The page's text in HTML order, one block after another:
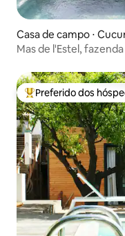
Casa de campo ⋅
Mas de l'Estel,
Entre os melhores
Preferido dos